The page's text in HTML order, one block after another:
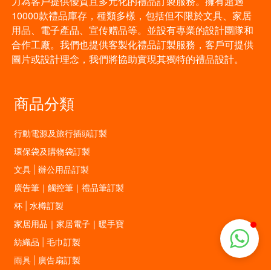
10000款禮品庫存，種類多樣，包括但不限於文具、家居
用品、電子產品、宣传赠品等。並設有專業的設計團隊和
合作工廠。我們也提供客製化禮品訂製服務，客戶可提供
圖片或設計理念，我們將協助實現其獨特的禮品設計。
商品分類
行動電源及旅行插頭訂製
環保袋及購物袋訂製
文具 | 辦公用品訂製
廣告筆｜觸控筆｜禮品筆訂製
杯 | 水樽訂製
家居用品｜家居電子｜暖手寶
紡織品 | 毛巾訂製
雨具 | 廣告扇訂製